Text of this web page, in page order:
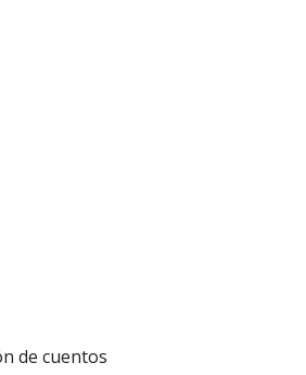
de cuentos